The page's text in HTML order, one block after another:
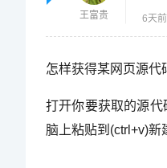
6天
王富贵
怎样获得某网页源代
打开你要获取的源
脑上粘贴到(ctrl+v)新